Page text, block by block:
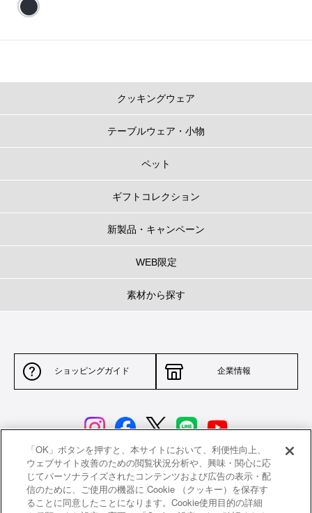
クッキングウェア
テーブルウェア・小物
ペット
ギフトコレクション
新製品・キャンペーン
WEB限定
素材から探す
ショッピングガイド 企業情報
サイトポリシー 特定商取引法に基づく表示
並行輸入品について 個人情報保護方針
「OK」ボタンを押すと、本サイトにおいて、利便性向上、
ウェブサイト改善のための閲覧状況分析や、興味・関心に応
じてパーソナライズされたコンテンツおよび広告の表示・配
信のために、ご使用の機器に Cookie （クッキー）を保存す
ることに同意したことになります。Cookie使用目的の詳細